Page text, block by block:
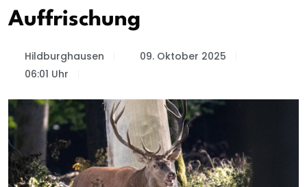
Auffrischung
Hildburghausen
09. Oktober 2025
06:01 Uhr